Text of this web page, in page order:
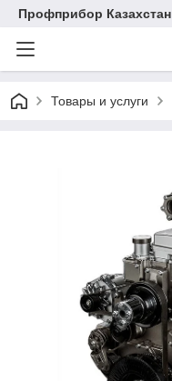
Профприбор Казахстан
Товары и услуги